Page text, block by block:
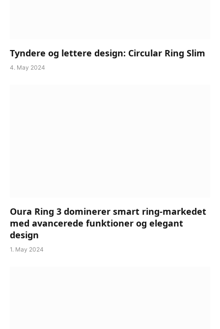
Tyndere og lettere design: Circular Ring Slim
4. May 2024
Oura Ring 3 dominerer smart ring-markedet
med avancerede funktioner og elegant
design
1. May 2024